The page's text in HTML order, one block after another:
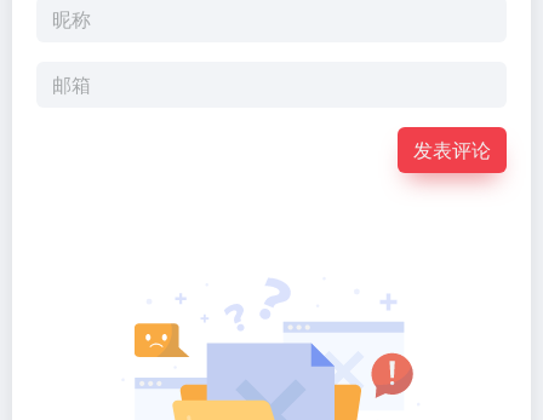
发表评论